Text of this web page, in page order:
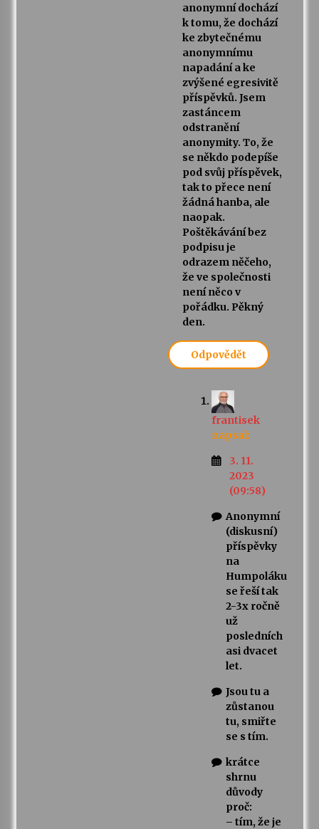
anonymní dochází
k tomu, že dochází
ke zbytečnému
anonymnímu
napadání a ke
zvýšené egresivitě
příspěvků. Jsem
zastáncem
odstranění
anonymity. To, že
se někdo podepíše
pod svůj příspěvek,
tak to přece není
žádná hanba, ale
naopak.
Poštěkávání bez
podpisu je
odrazem něčeho,
že ve společnosti
není něco v
pořádku. Pěkný
den.
Odpovědět
frantisek
napsal:
3. 11.
2023
(09:58)
Anonymní
(diskusní)
příspěvky
na
Humpoláku
se řeší tak
2-3x ročně
už
posledních
asi dvacet
let.
Jsou tu a
zůstanou
tu, smiřte
se s tím.
krátce
shrnu
důvody
proč:
– tím, že je